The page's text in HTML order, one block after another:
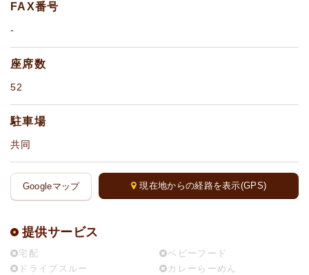
FAX番号
-
座席数
52
駐車場
共同
Googleマップ 現在地からの経路を表示(GPS)
提供サービス
宅配
ドライブスルー
ベビーフード
カレーらーめん